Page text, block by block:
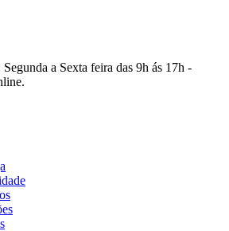
a Sexta feira das 9h ás 17h -